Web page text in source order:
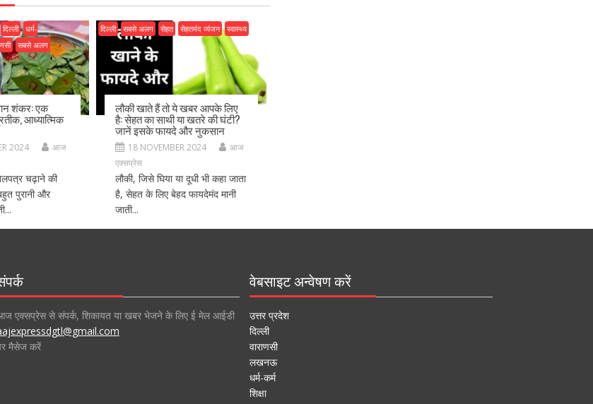
दिल्ली
धर्म-
सबसे अलग
शंकर: एक
आध्यात्मिक
2024
आज
चढ़ाने की
पुरानी और
दिल्ली सबसे अलग सेहत सेहतमंद व्यंजन स्वास्थ्य
लौकी खाते हैं तो ये खबर आपके लिए
है: सेहत का साथी या खतरे की घंटी?
जानें इसके फायदे और नुकसान
18 NOVEMBER 2024
आज
एक्सप्रेस
लौकी, जिसे घिया या दूधी भी कहा जाता
है, सेहत के लिए बेहद फायदेमंद मानी
जाती...
एक्सप्रेस से संपर्क, शिकायत या खबर भेजने के लिए ई मेल आईडी
मैसेज करें
वेबसाइट अन्वेषण करें
उत्तर प्रदेश
दिल्ली
वाराणसी
लखनऊ
धर्म-कर्म
शिक्षा